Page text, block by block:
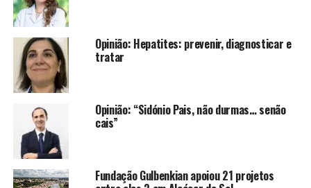
Opinião: Hepatites: prevenir, diagnosticar e
tratar
Opinião: “Sidónio Pais, não durmas… senão
cais”
Fundação Gulbenkian apoiou 21 projetos